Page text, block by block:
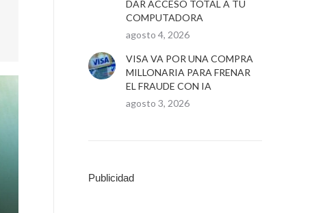
DAR ACCESO TOTAL A TU
COMPUTADORA
agosto 4, 2026
VISA VA POR UNA COMPRA
MILLONARIA PARA FRENAR
EL FRAUDE CON IA
agosto 3, 2026
Publicidad